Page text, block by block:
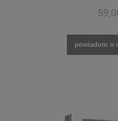
powiadom o